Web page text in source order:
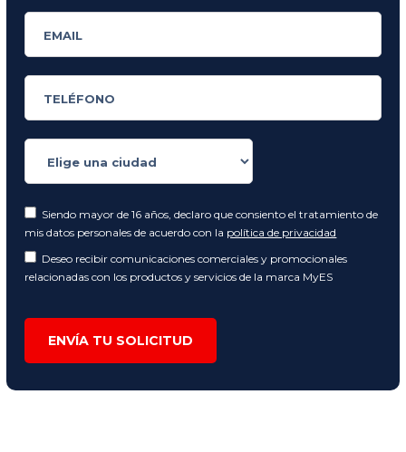
Siendo mayor de 16 años, declaro que consiento el tratamiento de
mis datos personales de acuerdo con la política de privacidad
Deseo recibir comunicaciones comerciales y promocionales
relacionadas con los productos y servicios de la marca MyES
ENVÍA TU SOLICITUD